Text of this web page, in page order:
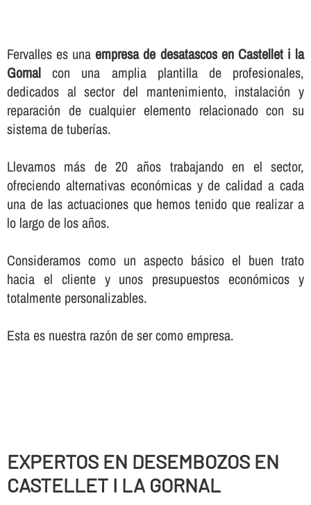
Fervalles es unaempresa de desatascos en Castellet i la
Gornalcon una amplia plantilla de profesionales,
dedicados al sector del mantenimiento, instalación y
reparación de cualquier elemento relacionado con su
sistema de tuberí­as.
Llevamos más de 20 años trabajando en el sector,
ofreciendo alternativas económicas y de calidad a cada
una de las actuaciones que hemos tenido que realizar a
lo largo de los años.
Consideramos como un aspecto básico el buen trato
hacia el cliente y unos presupuestos económicos y
totalmente personalizables.
Esta es nuestra razón de ser como empresa.
EXPERTOS EN DESEMBOZOS EN
CASTELLET I LA GORNAL